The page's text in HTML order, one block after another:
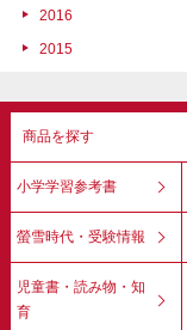
2016
2015
商品を探す
小学学習参考書
螢雪時代・受験情報
児童書・読み物・知
育